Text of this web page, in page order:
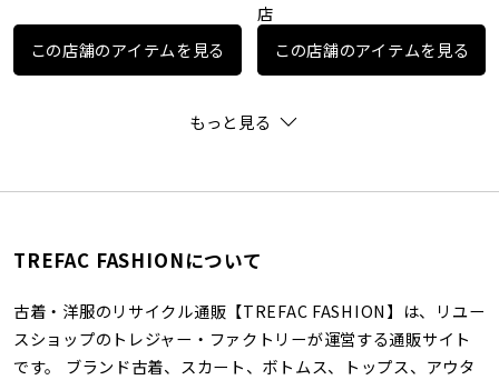
この店舗のアイテムを見る
店
この店舗のアイテムを見る
もっと見る
TREFAC FASHIONについて
古着・洋服のリサイクル通販【TREFAC FASHION】は、リユー
スショップのトレジャー・ファクトリーが運営する通販サイト
です。 ブランド古着、スカート、ボトムス、トップス、アウタ